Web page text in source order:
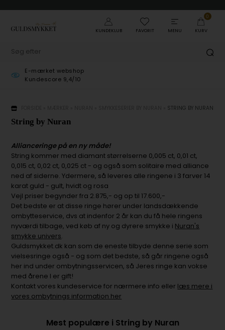
KUNDEKLUB FAVORIT MENU
0
KURV
E-mærket webshop
Kundescore 9,4/10
STRING BY NURAN
String by Nuran
Allianceringe på en ny måde!
String kommer med diamant størrelserne 0,005 ct, 0,01 ct,
0,015 ct, 0,02 ct, 0,025 ct - og også som solitaire med alliance
ned af siderne. Ydermere, så leveres alle ringene i 3 farver 14
karat guld - gult, hvidt og rosa
Vejl priser begynder fra 2.875,- og op til 17.600,-
Det bedste er at disse ringe hører under landsdækkende
ombytteservice, dvs at indenfor 2 år kan du få hele ringens
nyværdi tilbage, ved køb af ny og dyrere smykke i Nuran's
smykke univers.
Guldsmykket.dk kan som de eneste tilbyde denne serie som
vielsesringe også - og som det bedste, så går ringene også
her ind under ombytningsservicen, så Jeres ringe kan vokse
med årene I er gift!
Kontakt vores kundeservice for nærmere info eller læs mere i
vores ombytnings information her
Mest populære i String by Nuran